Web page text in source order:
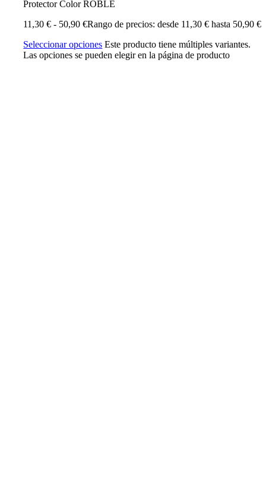
Protector Color ROBLE
11,30€ - 50,90€Rango de precios: desde 11,30 € hasta 50,90 €
Seleccionar opciones Este producto tiene múltiples variantes.
Las opciones se pueden elegir en la página de producto